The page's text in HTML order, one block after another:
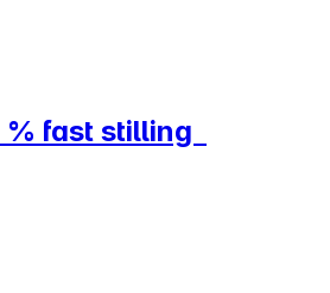
% fast stilling